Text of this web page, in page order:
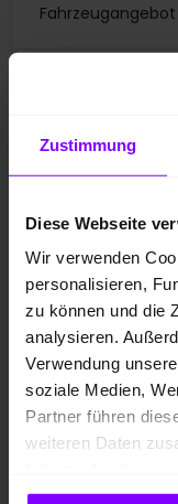
Zustimmung
Diese Webseite
Wir verwenden
personalisieren,
zu können und die
analysieren.
Verwendung
soziale Medien,
Partner führen
weiteren Daten
gesammelt haben.